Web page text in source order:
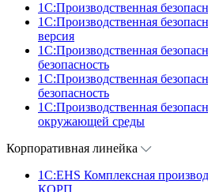
1C:Производственная
1C:Производственная
версия
1C:Производственная
безопасность
1C:Производственная
безопасность
1C:Производственная
окружающей среды
Корпоративная линейка
1С:EHS Комплексная
КОРП